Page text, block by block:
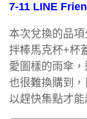
7-11 LINE
本次兌換的品
拌棒馬克杯+杯
愛圖樣的雨傘
也很難換購到
以趕快集點才能